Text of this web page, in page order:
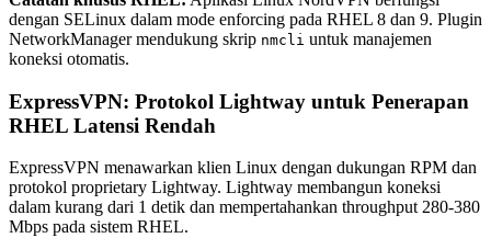
dengan SELinux dalam mode enforcing pada RHEL 8 dan 9. Plugin
NetworkManager mendukung skrip nmcli untuk manajemen
koneksi otomatis.
ExpressVPN: Protokol Lightway untuk Penerapan
RHEL Latensi Rendah
ExpressVPN menawarkan klien Linux dengan dukungan RPM dan
protokol proprietary Lightway. Lightway membangun koneksi
dalam kurang dari 1 detik dan mempertahankan throughput 280-380
Mbps pada sistem RHEL.